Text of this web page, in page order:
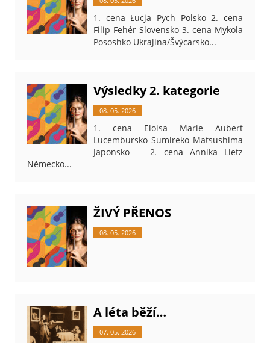
1. cena Łucja Pych Polsko 2. cena
Filip Fehér Slovensko 3. cena Mykola
Pososhko Ukrajina/Švýcarsko...
Výsledky 2. kategorie
08. 05. 2026
1. cena Eloisa Marie Aubert
Lucembursko Sumireko Matsushima
Japonsko 2. cena Annika Lietz
Německo...
ŽIVÝ PŘENOS
08. 05. 2026
A léta běží…
07. 05. 2026